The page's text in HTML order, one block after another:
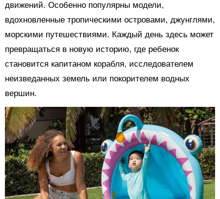
движений. Особенно популярны модели,
вдохновленные тропическими островами, джунглями,
морскими путешествиями. Каждый день здесь может
превращаться в новую историю, где ребенок
становится капитаном корабля, исследователем
неизведанных земель или покорителем водных
вершин.